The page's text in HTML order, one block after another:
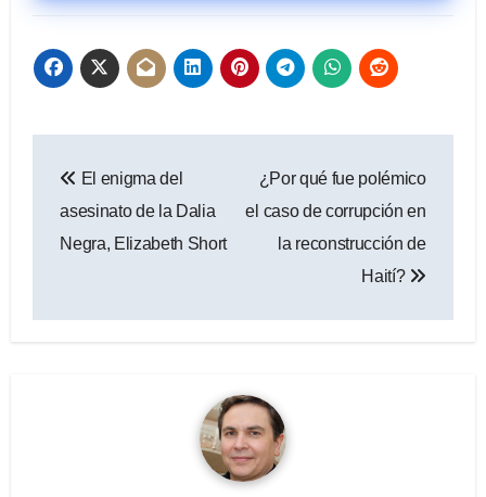
de
entradas
El enigma del
asesinato de la Dalia
Negra, Elizabeth Short
¿Por qué fue polémico
el caso de corrupción en
la reconstrucción de
Haití?